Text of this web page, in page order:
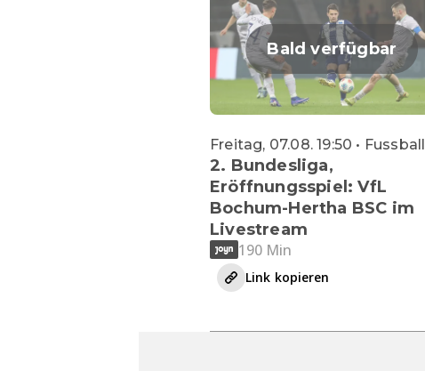
Bald verfügbar
Freitag, 07.08. 19:50 • Fussball
2. Bundesliga,
Eröffnungsspiel: VfL
Bochum-Hertha BSC im
Livestream
190 Min
Link kopieren